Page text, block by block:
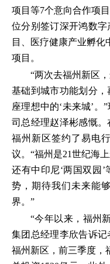
项目等7个意向合作项
位分别签订深开鸿数
目、医疗健康产业孵化
项目。
“两次去福州新区
基础到城市功能划分
座理想中的‘未来城’
司总经理赵泽彬感慨
福州新区签约了易电
议。“福州是21世纪海
还有中印尼‘两国双园
势，期待我们未来能
界。”
“今年以来，福州
集团总经理李欣告诉
福州新区，前三季度，